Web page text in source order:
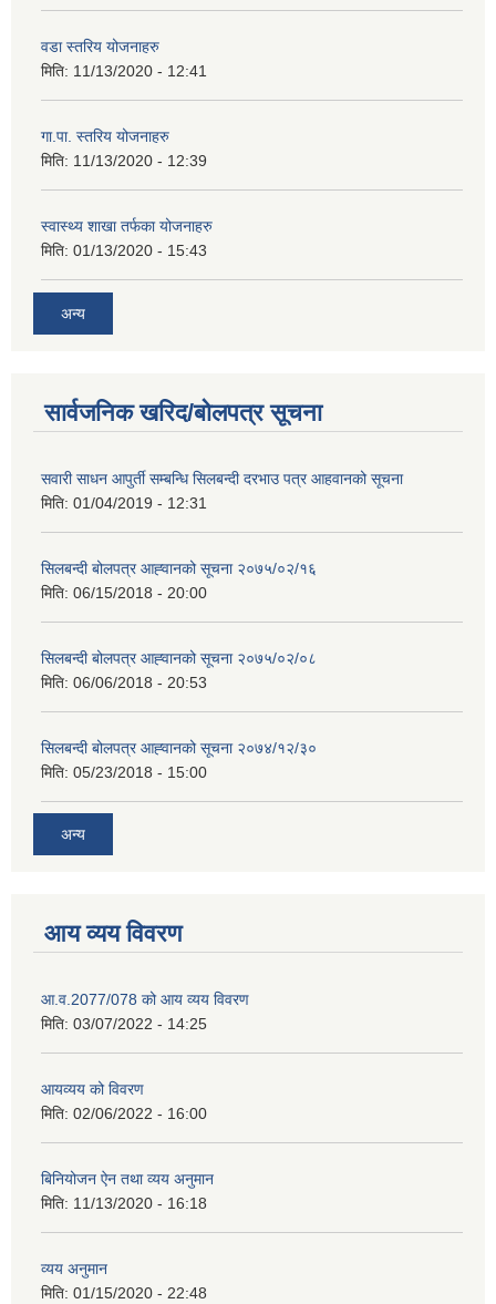
वडा स्तरिय योजनाहरु
मिति: 11/13/2020 - 12:41
गा.पा. स्तरिय योजनाहरु
मिति: 11/13/2020 - 12:39
स्वास्थ्य शाखा तर्फका योजनाहरु
मिति: 01/13/2020 - 15:43
अन्य
सार्वजनिक खरिद/बोलपत्र सूचना
सवारी साधन आपुर्ती सम्बन्धि सिलबन्दी दरभाउ पत्र आहवानको सूचना
मिति: 01/04/2019 - 12:31
सिलबन्दी बोलपत्र आह्‍वानको सूचना २०७५/०२/१६
मिति: 06/15/2018 - 20:00
सिलबन्दी बोलपत्र आह्‍वानको सूचना २०७५/०२/०८
मिति: 06/06/2018 - 20:53
सिलबन्दी बोलपत्र आह्‍वानको सूचना २०७४/१२/३०
मिति: 05/23/2018 - 15:00
अन्य
आय व्यय विवरण
आ.व.2077/078 को आय व्यय विवरण
मिति: 03/07/2022 - 14:25
आयव्यय को विवरण
मिति: 02/06/2022 - 16:00
बिनियोजन ऐन तथा व्यय अनुमान
मिति: 11/13/2020 - 16:18
व्यय अनुमान
मिति: 01/15/2020 - 22:48